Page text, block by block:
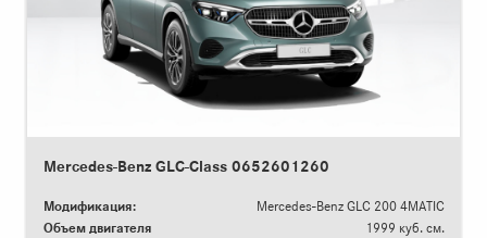
Mercedes-Benz GLC-Class 0652601260
Модификация:
Mercedes-Benz GLC 200 4MATIC
Объем двигателя
1999 куб. см.